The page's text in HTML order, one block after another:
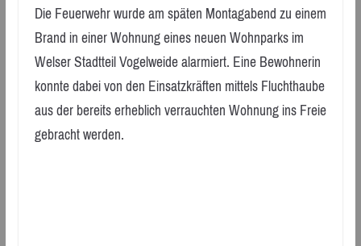
Die Feuerwehr wurde am späten Montagabend zu einem
Brand in einer Wohnung eines neuen Wohnparks im
Welser Stadtteil Vogelweide alarmiert. Eine Bewohnerin
konnte dabei von den Einsatzkräften mittels Fluchthaube
aus der bereits erheblich verrauchten Wohnung ins Freie
gebracht werden.